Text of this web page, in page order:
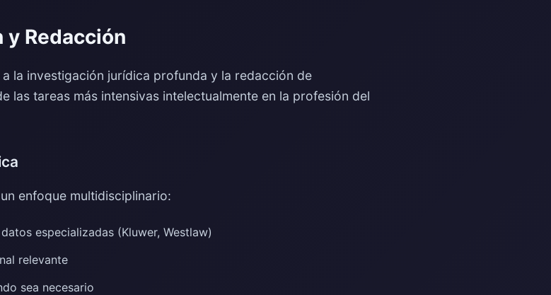
Redacción
la investigación jurídica profunda y la redacción de
las tareas más intensivas intelectualmente en la profesión del
enfoque multidisciplinario:
especializadas (Kluwer, Westlaw)
relevante
sea necesario